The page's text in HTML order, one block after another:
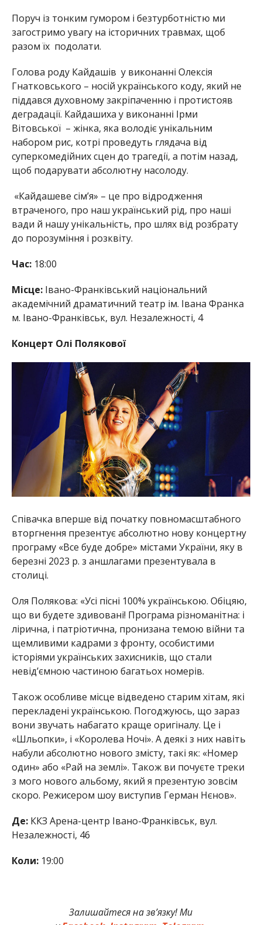
Поруч із тонким гумором і безтурботністю ми
загостримо увагу на історичних травмах, щоб
разом їх подолати.
Голова роду Кайдашів у виконанні Олексія
Гнатковського – носій українського коду, який не
піддався духовному закріпаченню і протистояв
деградації. Кайдашиха у виконанні Ірми
Вітовської – жінка, яка володіє унікальним
набором рис, котрі проведуть глядача від
суперкомедійних сцен до трагедії, а потім назад,
щоб подарувати абсолютну насолоду.
«Кайдашеве сім’я» – це про відродження
втраченого, про наш український рід, про наші
вади й нашу унікальність, про шлях від розбрату
до порозуміння і розквіту.
Час:18:00
Місце: Івано-Франківський національний
академічний драматичний театр ім. Івана Франка
м. Івано-Франківськ, вул. Незалежності, 4
Концерт Олі Полякової
Співачка вперше від початку повномасштабного
вторгнення презентує абсолютно нову концертну
програму «Все буде добре» містами України, яку в
березні 2023 р. з аншлагами презентувала в
столиці.
Оля Полякова: «Усі пісні 100% українською. Обіцяю,
що ви будете здивовані! Програма різноманітна: і
лірична, і патріотична, пронизана темою війни та
щемливими кадрами з фронту, особистими
історіями українських захисників, що стали
невід’ємною частиною багатьох номерів.
Також особливе місце відведено старим хітам, які
перекладені українською. Погоджуюсь, що зараз
вони звучать набагато краще оригіналу. Це і
«Шльопки», і «Королева Ночі». А деякі з них навіть
набули абсолютно нового змісту, такі як: «Номер
один» або «Рай на землі». Також ви почуєте треки
з мого нового альбому, який я презентую зовсім
скоро. Режисером шоу виступив Герман Нєнов».
Де: ККЗ Арена-центр Івано-Франківськ, вул.
Незалежності, 46
Коли:19:00
Залишайтеся на зв’язку! Ми